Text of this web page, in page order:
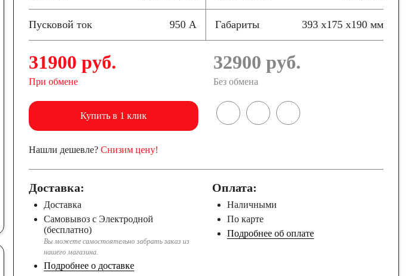
Пусковой ток 950 А Габариты 393 x175 x190 мм
31900 руб.
При обмене
32900 руб.
Без обмена
Купить в 1 клик
Нашли дешевле? Снизим цену!
Доставка:
Доставка
Самовывоз с Электродной
(бесплатно)
Вы можете самостоятельно забрать заказ из
нашего магазина.
Подробнее о доставке
Оплата:
Наличными
По карте
Подробнее об оплате